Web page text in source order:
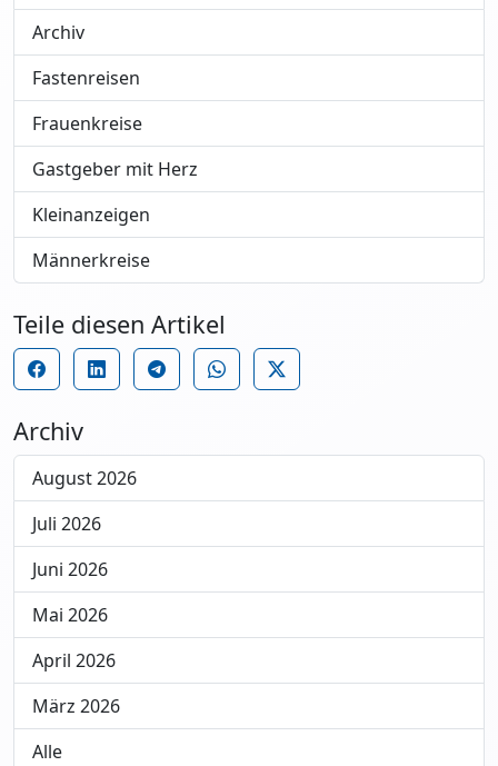
Archiv
Fastenreisen
Frauenkreise
Gastgeber mit Herz
Kleinanzeigen
Männerkreise
Teile diesen Artikel
Archiv
August 2026
Juli 2026
Juni 2026
Mai 2026
April 2026
März 2026
Alle